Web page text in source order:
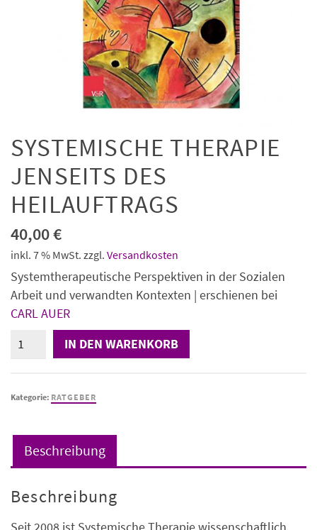
SYSTEMISCHE THERAPIE
JENSEITS DES
HEILAUFTRAGS
40,00€
inkl. 7 % MwSt. zzgl. Versandkosten
Systemtherapeutische Perspektiven in der Sozialen
Arbeit und verwandten Kontexten | erschienen bei
CARL AUER
Systemische
Therapie
des
IN DEN WARENKORB
Kategorie: RATGEBER
Beschreibung
Beschreibung